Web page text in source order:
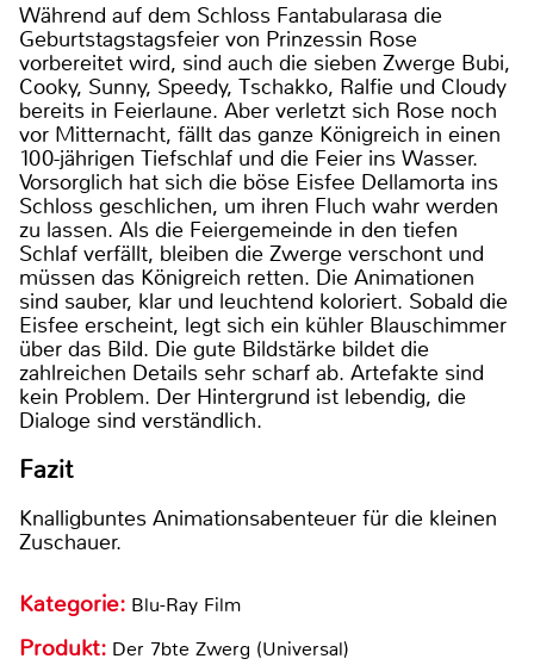
Während auf dem Schloss Fantabularasa die
Geburtstagstagsfeier von Prinzessin Rose
vorbereitet wird, sind auch die sieben Zwerge Bubi,
Cooky, Sunny, Speedy, Tschakko, Ralfie und Cloudy
bereits in Feierlaune. Aber verletzt sich Rose noch
vor Mitternacht, fällt das ganze Königreich in einen
100-jährigen Tiefschlaf und die Feier ins Wasser.
Vorsorglich hat sich die böse Eisfee Dellamorta ins
Schloss geschlichen, um ihren Fluch wahr werden
zu lassen. Als die Feiergemeinde in den tiefen
Schlaf verfällt, bleiben die Zwerge verschont und
müssen das Königreich retten. Die Animationen
sind sauber, klar und leuchtend koloriert. Sobald die
Eisfee erscheint, legt sich ein kühler Blauschimmer
über das Bild. Die gute Bildstärke bildet die
zahlreichen Details sehr scharf ab. Artefakte sind
kein Problem. Der Hintergrund ist lebendig, die
Dialoge sind verständlich.
Fazit
Knalligbuntes Animationsabenteuer für die kleinen
Zuschauer.
Kategorie: Blu-Ray Film
Produkt: Der 7bte Zwerg (Universal)